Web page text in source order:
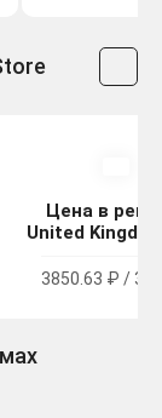
Цена в
United
3850.63 ₽ /